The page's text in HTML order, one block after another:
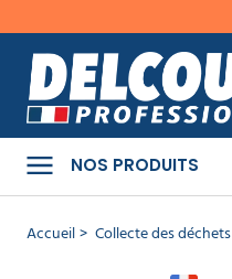
NOS PRODUITS
MENU
CATÉGORIES
PRODUITS
NETTOYANTS
Cet
article
bien
été
ajouté
votre
Accueil Collecte des déchets